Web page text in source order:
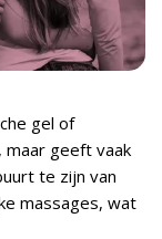
gel of
maar geeft vaak
te zijn van
massages, wat